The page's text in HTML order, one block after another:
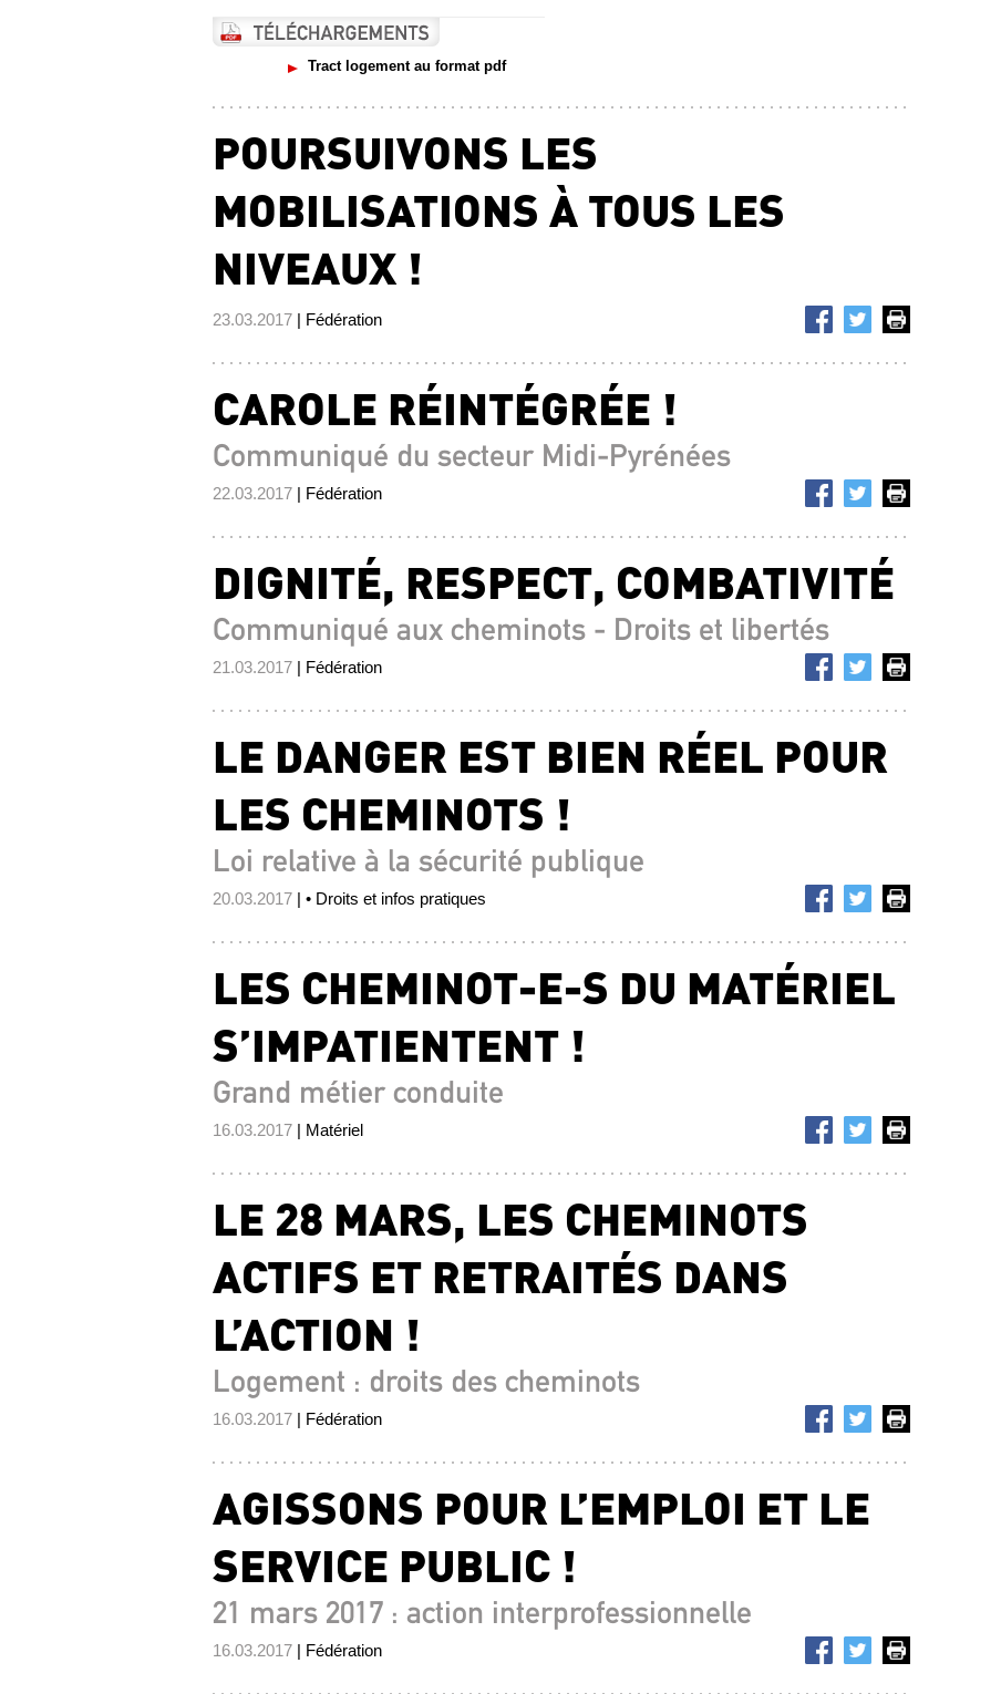
Tract logement au format pdf
POURSUIVONS LES
MOBILISATIONS À TOUS LES
NIVEAUX !
23.03.2017 | Fédération
CAROLE RÉINTÉGRÉE !
Communiqué du secteur Midi-Pyrénées
22.03.2017 | Fédération
DIGNITÉ, RESPECT, COMBATIVITÉ
Communiqué aux cheminots - Droits et libertés
21.03.2017 | Fédération
LE DANGER EST BIEN RÉEL POUR
LES CHEMINOTS !
Loi relative à la sécurité publique
20.03.2017 | • Droits et infos pratiques
LES CHEMINOT-E-S DU MATÉRIEL
S’IMPATIENTENT !
Grand métier conduite
16.03.2017 | Matériel
LE 28 MARS, LES CHEMINOTS
ACTIFS ET RETRAITÉS DANS
L’ACTION !
Logement : droits des cheminots
16.03.2017 | Fédération
AGISSONS POUR L’EMPLOI ET LE
SERVICE PUBLIC !
21 mars 2017 : action interprofessionnelle
16.03.2017 | Fédération